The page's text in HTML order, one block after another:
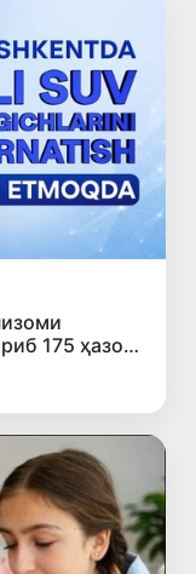
175 ҳазор
шудааст